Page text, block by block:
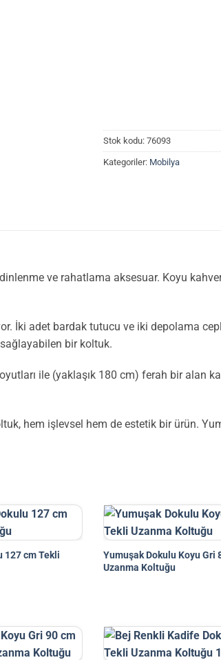
Stok kodu: 76093
Kategoriler: Mobilya
ve rahatlama aksesuar. Koyu
İki adet bardak tutucu ve iki depolama
bir koltuk.
ile (yaklaşık 180 cm) ferah bir alan
hem işlevsel hem de estetik bir ürün.
127 cm Tekli
Yumuşak Dokulu Koyu Gri
Uzanma Koltuğu